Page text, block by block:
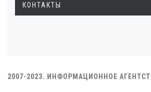
КОНТАКТЫ
2007-2023. ИНФОРМАЦИОННОЕ